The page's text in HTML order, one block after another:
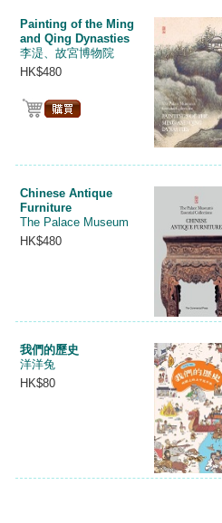
Painting of the Ming
and Qing Dynasties
李湜、故宮博物院
HK$480
Chinese Antique
Furniture
The Palace Museum
HK$480
我們的歷史
洋洋兔
HK$80